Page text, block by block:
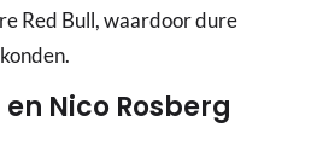
Red Bull, waardoor dure
Nico Rosberg